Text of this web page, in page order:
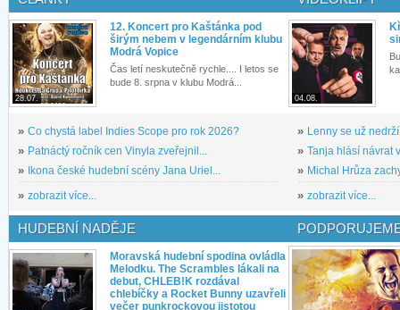
28.07.
12. Koncert pro Kaštánka pod
širým nebem v legendárním klubu
Modrá Vopice
Čas letí neskutečně rychle.... I letos se
bude 8. srpna v klubu Modrá...
» Co chystá label Indies Scope pro rok 2026?
» Patnáctý ročník cen Vinyla zveřejnil...
»
Ikona české hudební scény Jana Uriel...
» zobrazit více...
04.08.
» Lenny se už
» Tanja hlásí návrat
» Michal Hrůza
» zobrazit více...
HUDEBNÍ NADĚJE
Moravská hudební spodina ovládla
Melodku. The Scrambles lákali na
debut, CHLEB!K rozdával
chlebíčky a Rocket Bunny uzavřeli
večer punkrockovou jistotou